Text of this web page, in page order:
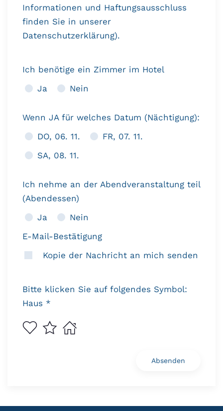
Informationen und Haftungsausschluss
finden Sie in unserer
Datenschutzerklärung).
Ich benötige ein Zimmer im Hotel
Ja
Nein
Wenn JA für welches Datum (Nächtigung):
DO, 06. 11.
FR, 07. 11.
SA, 08. 11.
Ich nehme an der Abendveranstaltung teil
(Abendessen)
Ja
Nein
E-Mail-Bestätigung
Kopie der Nachricht an mich senden
Bitte klicken Sie auf folgendes Symbol:
Haus *